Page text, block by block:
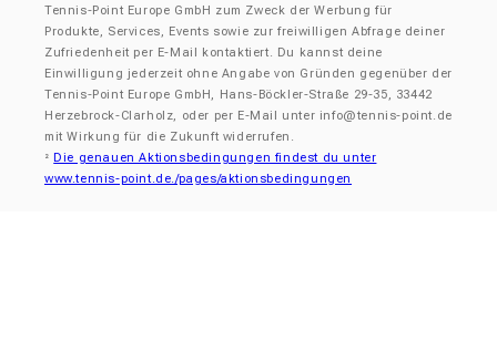
Tennis-Point Europe GmbH zum Zweck der Werbung für
Produkte, Services, Events sowie zur freiwilligen Abfrage deiner
Zufriedenheit per E-Mail kontaktiert. Du kannst deine
Einwilligung jederzeit ohne Angabe von Gründen gegenüber der
Tennis-Point Europe GmbH, Hans-Böckler-Straße 29-35, 33442
Herzebrock-Clarholz, oder per E-Mail unter info@tennis-point.de
mit Wirkung für die Zukunft widerrufen.
² Die genauen Aktionsbedingungen findest du unter
www.tennis-point.de./pages/aktionsbedingungen